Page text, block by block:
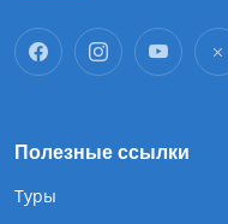
Полезные ссылки
Туры